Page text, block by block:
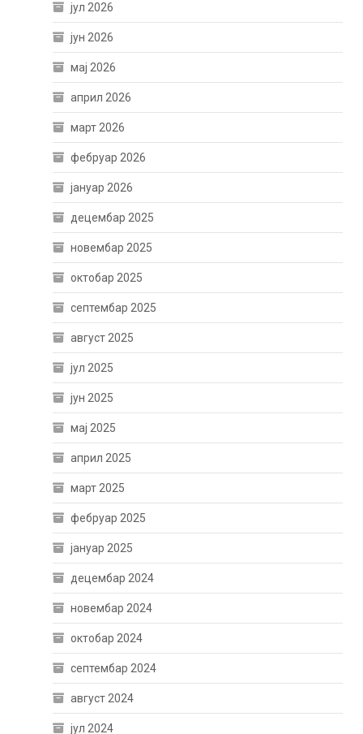
јул 2026
јун 2026
мај 2026
април 2026
март 2026
фебруар 2026
јануар 2026
децембар 2025
новембар 2025
октобар 2025
септембар 2025
август 2025
јул 2025
јун 2025
мај 2025
април 2025
март 2025
фебруар 2025
јануар 2025
децембар 2024
новембар 2024
октобар 2024
септембар 2024
август 2024
јул 2024